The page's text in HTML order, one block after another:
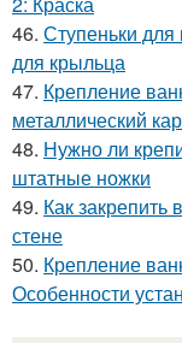
46. Ступеньки для
для крыльца
47. Крепление
металлический
48. Нужно ли
штатные ножки
49. Как закрепить
стене
50. Крепление
Особенности